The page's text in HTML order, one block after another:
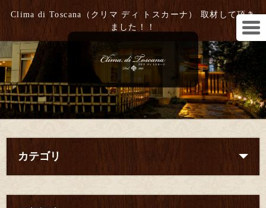
Clima di Toscana（クリマ ディ トスカーナ） 取材して頂き
ました！！
カテゴリ